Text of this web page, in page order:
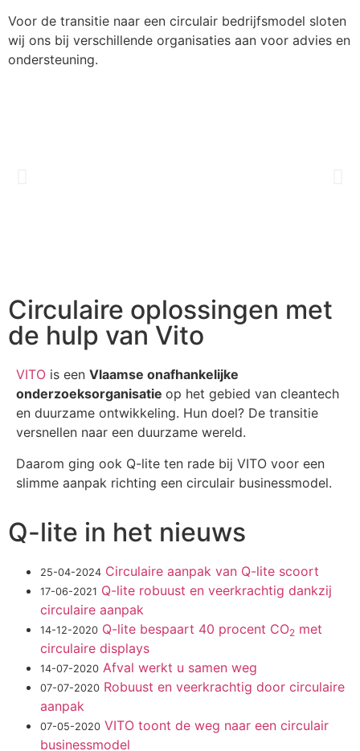
Voor de transitie naar een circulair bedrijfsmodel sloten
wij ons bij verschillende organisaties aan voor advies en
ondersteuning.
Circulaire oplossingen met
de hulp van Vito
VITO is een Vlaamse onafhankelijke
onderzoeksorganisatie op het gebied van cleantech
en duurzame ontwikkeling. Hun doel? De transitie
versnellen naar een duurzame wereld.
Daarom ging ook Q-lite ten rade bij VITO voor een
slimme aanpak richting een circulair businessmodel.
Q-lite in het nieuws
25-04-2024 Circulaire aanpak van Q-lite scoort
17-06-2021 Q-lite robuust en veerkrachtig dankzij
circulaire aanpak
14-12-2020 Q-lite bespaart 40 procent CO2 met
circulaire displays
14-07-2020 Afval werkt u samen weg
07-07-2020 Robuust en veerkrachtig door circulaire
aanpak
07-05-2020 VITO toont de weg naar een circulair
businessmodel